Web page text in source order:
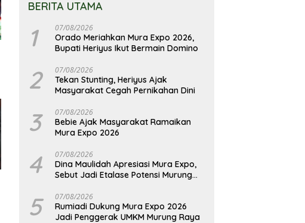
BERITA UTAMA
1 07/08/2026
Orado Meriahkan Mura Expo 2026,
Bupati Heriyus Ikut Bermain Domino
2 07/08/2026
Tekan Stunting, Heriyus Ajak
Masyarakat Cegah Pernikahan Dini
3 07/08/2026
Bebie Ajak Masyarakat Ramaikan
Mura Expo 2026
4 07/08/2026
Dina Maulidah Apresiasi Mura Expo,
Sebut Jadi Etalase Potensi Murung
5 07/08/2026
Rumiadi Dukung Mura Expo 2026
Jadi Penggerak UMKM Murung Raya